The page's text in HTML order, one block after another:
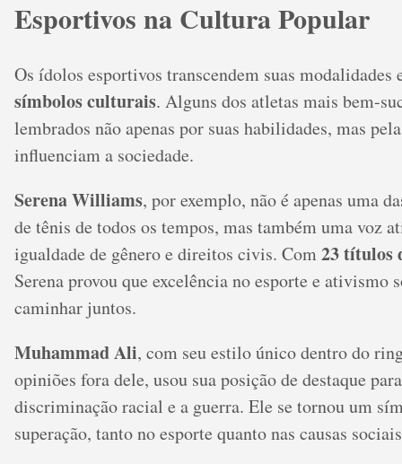
Esportivos na Cultura Popular
Os ídolos esportivos transcendem suas modalidades
símbolos culturais. Alguns dos atletas mais bem-
lembrados não apenas por suas habilidades, mas
influenciam a sociedade.
Serena Williams, por exemplo, não é apenas uma
de tênis de todos os tempos, mas também uma voz
igualdade de gênero e direitos civis. Com23 títulos
Serena provou que excelência no esporte e ativismo
caminhar juntos.
Muhammad Ali, com seu estilo único dentro do
opiniões fora dele, usou sua posição de destaque
discriminação racial e a guerra. Ele se tornou um
superação, tanto no esporte quanto nas causas